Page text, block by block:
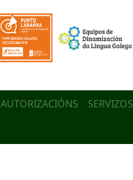
AUTORIZACIÓNS SERVIZOS